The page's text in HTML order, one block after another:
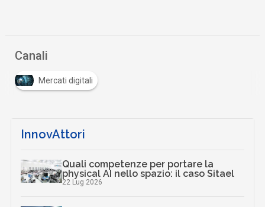
Canali
Mercati digitali
InnovAttori
Quali competenze per portare la
physical AI nello spazio: il caso Sitael
22 Lug 2026